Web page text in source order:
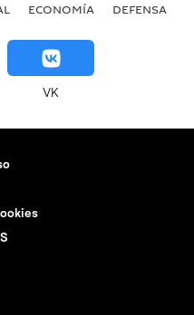
ECONOMÍA DEFENSA
VK